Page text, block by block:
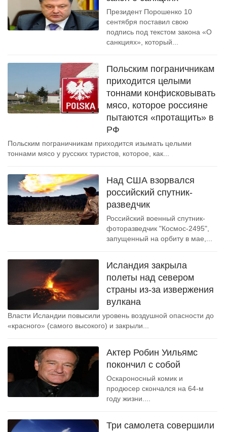
Президент Порошенко 10
сентября поставил свою
подпись под текстом закона «О
санкциях», который...
Польским пограничникам
приходится целыми
тоннами конфисковывать
мясо, которое россияне
пытаются «протащить» в
РФ
Польским пограничникам приходится изымать целыми
тоннами мясо у русских туристов, которое, как...
Над США взорвался
российский спутник-
разведчик
Российский военный спутник-
фоторазведчик "Космос-2495",
запущенный на орбиту в мае,...
Исландия закрыла
полеты над севером
страны из-за извержения
вулкана
Власти Исландии повысили уровень воздушной опасности до
«красного» (самого высокого) и закрыли...
Актер Робин Уильямс
покончил с собой
Оскароносный комик и
продюсер скончался на 64-м
году жизни....
Три самолета совершили